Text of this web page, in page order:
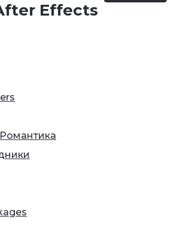
Effects